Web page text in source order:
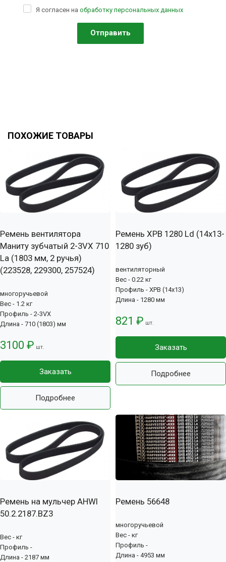
Я согласен на обработку персональных данных
ПОХОЖИЕ ТОВАРЫ
Ремень вентилятора
Маниту зубчатый 2-3VX 710
La (1803 мм, 2 ручья)
(223528, 229300, 257524)
многоручьевой
Вес - 1.2 кг
Профиль - 2-3VX
Длина - 710 (1803) мм
3100 ₽ шт.
Заказать
Подробнее
Ремень XPB 1280 Ld (14х13-
1280 зуб)
вентиляторный
Вес - 0.22 кг
Профиль - XPB (14x13)
Длина - 1280 мм
821 ₽ шт.
Заказать
Подробнее
Ремень на мульчер AHWI
50.2.2187.BZ3
Вес - кг
Профиль -
Длина - 2187 мм
Ремень 56648
многоручьевой
Вес - кг
Профиль -
Длина - 4953 мм